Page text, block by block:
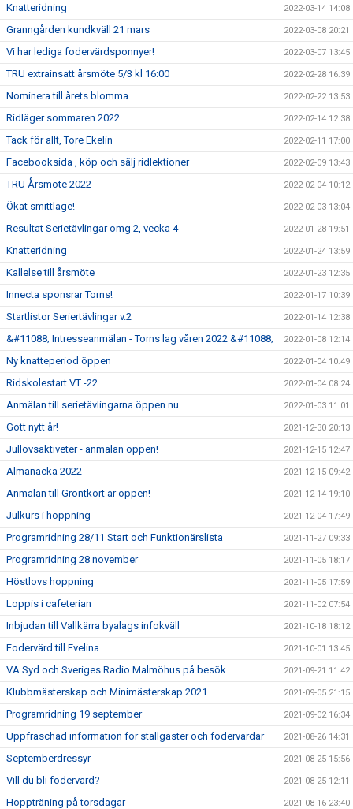
Knatteridning 2022-03-14 14:08
Granngården kundkväll 21 mars 2022-03-08 20:21
Vi har lediga fodervärdsponnyer! 2022-03-07 13:45
TRU extrainsatt årsmöte 5/3 kl 16:00 2022-02-28 16:39
Nominera till årets blomma 2022-02-22 13:53
Ridläger sommaren 2022 2022-02-14 12:38
Tack för allt, Tore Ekelin 2022-02-11 17:00
Facebooksida , köp och sälj ridlektioner 2022-02-09 13:43
TRU Årsmöte 2022 2022-02-04 10:12
Ökat smittläge! 2022-02-03 13:04
Resultat Serietävlingar omg 2, vecka 4 2022-01-28 19:51
Knatteridning 2022-01-24 13:59
Kallelse till årsmöte 2022-01-23 12:35
Innecta sponsrar Torns! 2022-01-17 10:39
Startlistor Seriertävlingar v.2 2022-01-14 12:38
&#11088; Intresseanmälan - Torns lag våren 2022 &#11088; 2022-01-08 12:14
Ny knatteperiod öppen 2022-01-04 10:49
Ridskolestart VT -22 2022-01-04 08:24
Anmälan till serietävlingarna öppen nu 2022-01-03 11:01
Gott nytt år! 2021-12-30 20:13
Jullovsaktiveter - anmälan öppen! 2021-12-15 12:47
Almanacka 2022 2021-12-15 09:42
Anmälan till Gröntkort är öppen! 2021-12-14 19:10
Julkurs i hoppning 2021-12-04 17:49
Programridning 28/11 Start och Funktionärslista 2021-11-27 09:33
Programridning 28 november 2021-11-05 18:17
Höstlovs hoppning 2021-11-05 17:59
Loppis i cafeterian 2021-11-02 07:54
Inbjudan till Vallkärra byalags infokväll 2021-10-18 18:12
Fodervärd till Evelina 2021-10-01 13:45
VA Syd och Sveriges Radio Malmöhus på besök 2021-09-21 11:42
Klubbmästerskap och Minimästerskap 2021 2021-09-05 21:15
Programridning 19 september 2021-09-02 16:34
Uppfräschad information för stallgäster och fodervärdar 2021-08-26 14:31
Septemberdressyr 2021-08-25 15:56
Vill du bli fodervärd? 2021-08-25 12:11
Hoppträning på torsdagar 2021-08-16 23:40